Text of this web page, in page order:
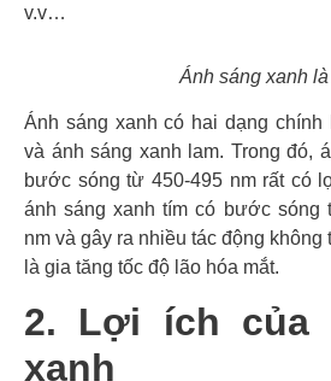
v.v…
Ánh sáng xanh
Ánh sáng xanh có hai dạng chính
và ánh sáng xanh lam. Trong đó,
bước sóng từ 450-495 nm rất có
ánh sáng xanh tím có bước sóng
nm và gây ra nhiều tác động không
là gia tăng tốc độ lão hóa mắt.
2. Lợi ích của
xanh